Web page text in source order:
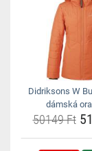
Didriksons W
dámská
50149 Ft